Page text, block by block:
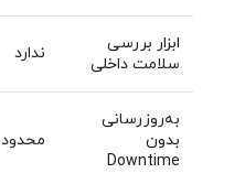
ابزار بررسی
سلامت داخلی
ندارد
به‌روزرسانی
بدون
Downtime
محدود